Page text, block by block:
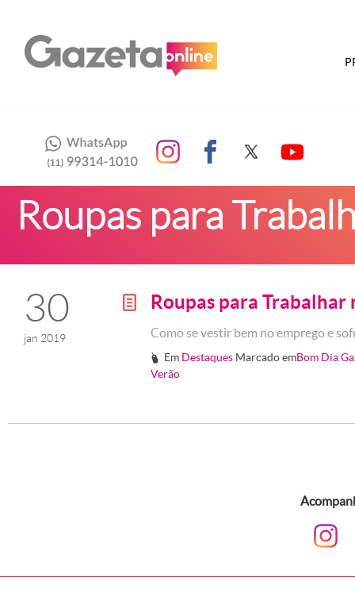
Roupas para
30
jan 2019
g Roupas para Trabalhar
Como se vestir bem no emprego e
# Em Destaques Marcado emBom Dia
Verão